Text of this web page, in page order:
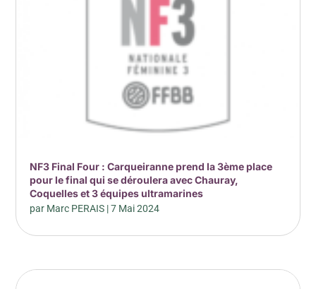
NF3 Final Four : Carqueiranne prend la 3ème place
pour le final qui se déroulera avec Chauray,
Coquelles et 3 équipes ultramarines
par Marc PERAIS |7 Mai 2024